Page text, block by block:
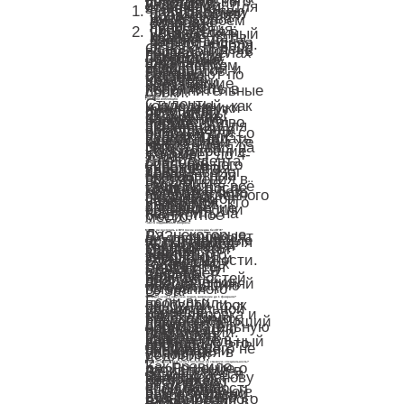
Для студентов ССУЗ предусмотрена возможность добровольного участия в итоговом сочинении. Для этого нужно:
подать заявку в управлении образования по месту жительства либо в своём колледже, если он является пунктом проведения;
уложиться в установленный период – крайние даты подачи заявлений – это последняя неделя ноября.
Основной день проведения – в первых числах декабря. Процедура полностью идентична школьному формату с сохранением всех требований и стандартов. Работу оценивают по системе «зачёт/незачёт». Участники, получившие «незачёт», могут её переписать в дополнительные сроки.
Право на апелляцию
Студенты колледжей, как и выпускники школ, могут оспорить результаты ЕГЭ, если обнаружат занижение баллов или нарушения во время экзамена. Для апелляции у абитуриента имеется 2 рабочих дня со времени публикации итогов. Подать заявление нужно в том же месте, где проходила регистрация на ГИА. Рассмотрение жалобы занимает до 4-х дней.
Для студента среднего специального учебного учреждения сдача ЕГЭ представляет собой стандартный способ поступления в ВУЗ. В последние годы становится всё труднее после колледжа обойтись без сдачи единого государственного экзамена. Особенно он важен тем учащимся, кто планирует сменить направление обучения или хочет поступить на бюджетное место.
Часто задаваемые вопросы
Можно ли поступить в ВУЗ после колледжа без ЕГЭ?
Да, некоторые ВУЗы проводят внутренние вступительные испытания для выпускников колледжей и техникумов. Однако этот вариант зависит от конкретного учебного заведения и специальности. С каждым годом таких ВУЗов становится меньше, и сдача ЕГЭ открывает гораздо больше возможностей для поступления. Всегда уточняй информацию на сайте выбранного ВУЗа.
Что будет, если я не успею подать заявление до 1 февраля?
Если вы пропустили основной срок по уважительной причине (болезнь, командировка и т.д.), необходимо предоставить подтверждающий документ в свою образовательную организацию или место регистрации. Вам могут разрешить подать заявление в дополнительный период, но это сложная процедура. Лучше всего не рисковать и уложиться в основной дедлайн.
Нужно ли сдавать ЕГЭ, если я поступаю на смежную специальность?